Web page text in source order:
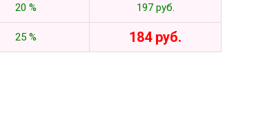
20 % 197 руб.
25 % 184 руб.